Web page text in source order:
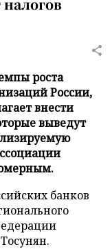
роста
России,
внести
выведут
банков